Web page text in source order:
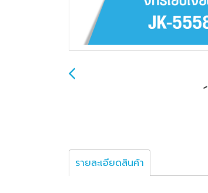
รายละเอียดสินค้า